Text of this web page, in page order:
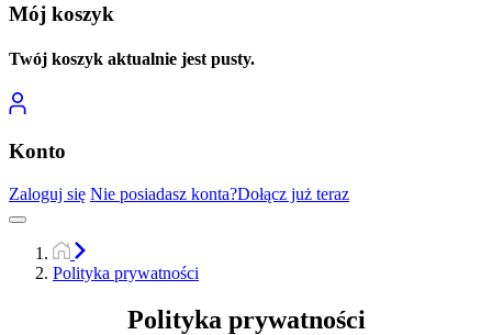
Mój koszyk
Twój koszyk aktualnie jest pusty.
Konto
Zaloguj się Nie posiadasz konta?Dołącz już teraz
Polityka prywatności
Polityka prywatności